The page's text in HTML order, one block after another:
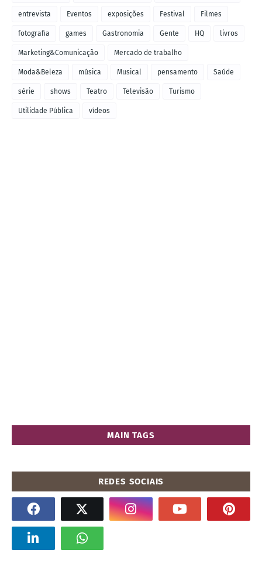
entrevista Eventos exposições Festival Filmes
fotografia games Gastronomia Gente HQ livros
Marketing&Comunicação Mercado de trabalho
Moda&Beleza música Musical pensamento Saúde
série shows Teatro Televisão Turismo
Utilidade Pública vídeos
MAIN TAGS
REDES SOCIAIS